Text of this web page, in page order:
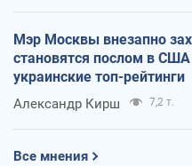
Мэр Москвы внезапно
становятся послом в
украинские топ-рейтинги
Александр Кирш 7,2 т.
Все мнения